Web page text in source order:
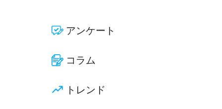
アンケート
コラム
トレンド